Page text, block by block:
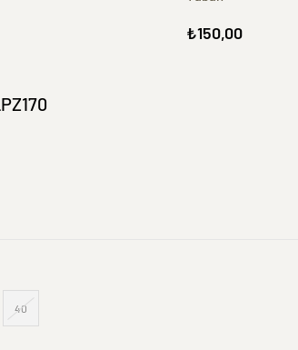
₺150,00
40